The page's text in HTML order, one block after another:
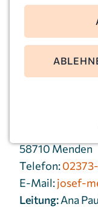
58710 Menden
Telefon:
E-Mail:josef-
Leitung:Ana
Notwendige
Funktionen
der Website